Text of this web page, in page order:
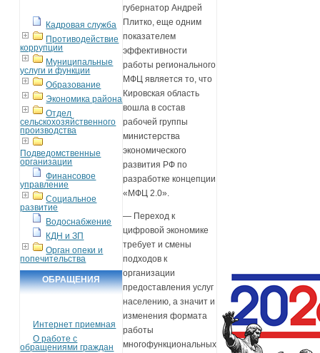
Кадровая служба
Противодействие
коррупции
Муниципальные
услуги и функции
Образование
Экономика района
Отдел
сельскохозяйственного
производства
Подведомственные
организации
Финансовое
управление
Социальное
развитие
Водоснабжение
КДН и ЗП
Орган опеки и
попечительства
ОБРАЩЕНИЯ
Интернет приемная
О работе с
обращениями граждан
губернатор Андрей
Плитко, еще одним
показателем
эффективности
работы регионального
МФЦ является то, что
Кировская область
вошла в состав
рабочей группы
министерства
экономического
развития РФ по
разработке концепции
«МФЦ 2.0».
— Переход к
цифровой экономике
требует и смены
подходов к
организации
предоставления услуг
населению, а значит и
изменения формата
работы
многофункциональных